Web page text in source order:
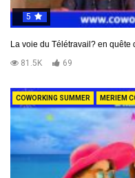
5
La voie du Télétravail? en quête
81.5K
69
COWORKING SUMMER MERIEM